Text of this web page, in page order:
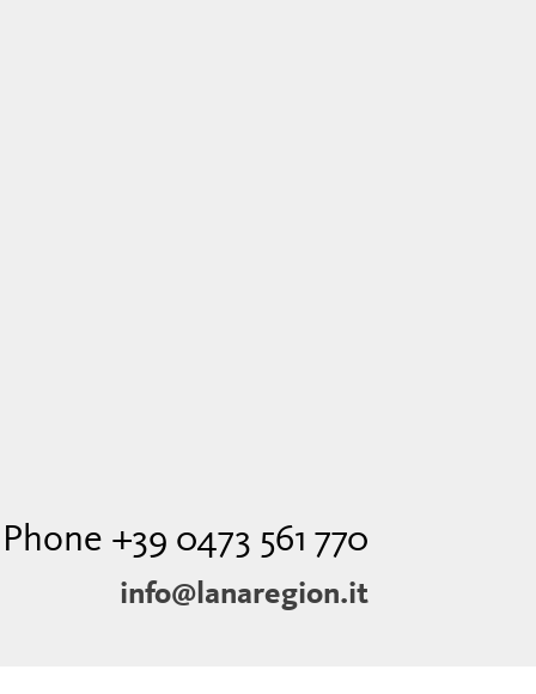
Phone +39 0473 561 770
info@lanaregion.it